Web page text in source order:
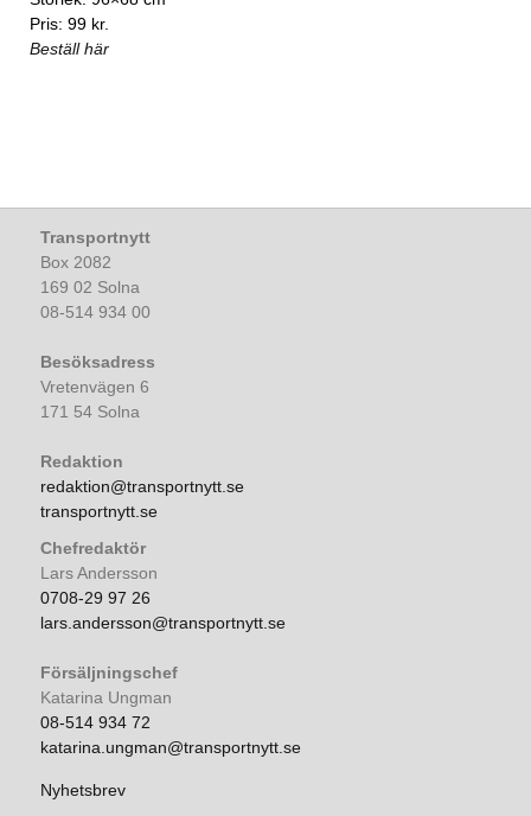
Pris: 99 kr.
Beställ här
Transportnytt
Box 2082
169 02 Solna
08-514 934 00
Besöksadress
Vretenvägen 6
171 54 Solna
Redaktion
redaktion@transportnytt.se
transportnytt.se
Chefredaktör
Lars Andersson
0708-29 97 26
lars.andersson@transportnytt.se
Försäljningschef
Katarina Ungman
08-514 934 72
katarina.ungman@transportnytt.se
Nyhetsbrev